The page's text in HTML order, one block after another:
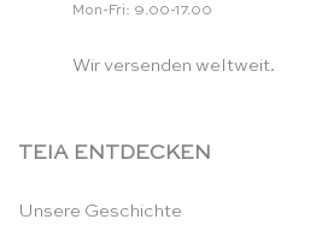
Mon-Fri: 9.00-17.00
Wir versenden weltweit.
TEIA ENTDECKEN
Unsere Geschichte